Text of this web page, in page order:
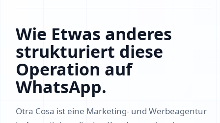
Wie Etwas anderes
strukturiert diese
Operation auf
WhatsApp.
Otra Cosa ist eine Marketing- und Werbeagentur